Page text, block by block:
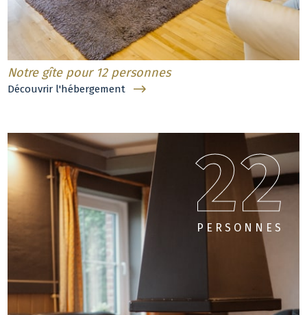
Notre gîte pour 12 personnes
Découvrir l'hébergement
22
PERSONNES